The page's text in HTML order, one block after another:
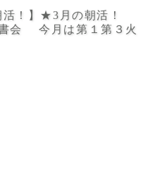
活！】★3月の朝活！
会 今月は第１第３火